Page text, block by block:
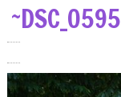
~DSC_0595